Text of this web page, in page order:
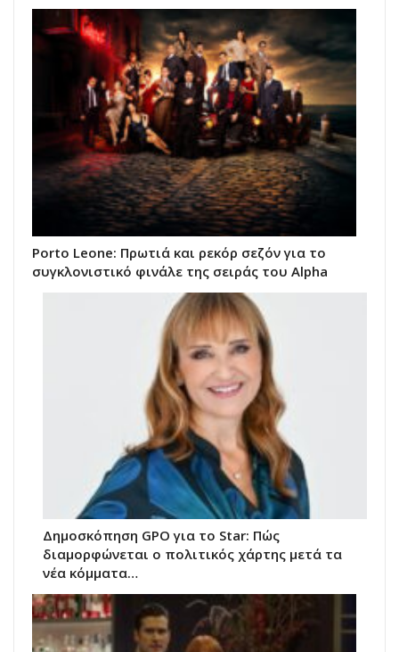
Porto Leone: Πρωτιά και ρεκόρ σεζόν για το
συγκλονιστικό φινάλε της σειράς του Alpha
Δημοσκόπηση GPO για το Star: Πώς
διαμορφώνεται ο πολιτικός χάρτης μετά τα
νέα κόμματα…